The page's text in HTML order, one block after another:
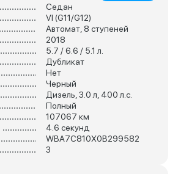
Седан
VI (G11/G12)
Автомат, 8 ступеней
2018
5.7 / 6.6 / 5.1 л.
Дубликат
Нет
Черный
Дизель, 3.0 л, 400 л.с.
Полный
107067 км
4.6 секунд
WBA7C810X0B299582
3